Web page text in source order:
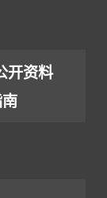
开资料